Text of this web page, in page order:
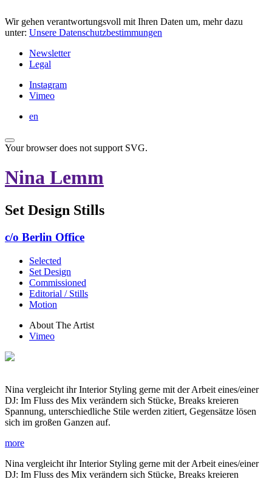
Wir gehen verantwortungsvoll mit Ihren Daten um, mehr dazu
unter: Unsere Datenschutzbestimmungen
Newsletter
Legal
Instagram
Vimeo
en
Your browser does not support SVG.
Nina Lemm
Set Design Stills
c/o Berlin Office
Selected
Set Design
Commissioned
Editorial / Stills
Motion
About The Artist
Vimeo
Nina vergleicht ihr Interior Styling gerne mit der Arbeit eines/einer
DJ: Im Fluss des Mix verändern sich Stücke, Breaks kreieren
Spannung, unterschiedliche Stile werden zitiert, Gegensätze lösen
sich im großen Ganzen auf.
more
Nina vergleicht ihr Interior Styling gerne mit der Arbeit eines/einer
DJ: Im Fluss des Mix verändern sich Stücke, Breaks kreieren